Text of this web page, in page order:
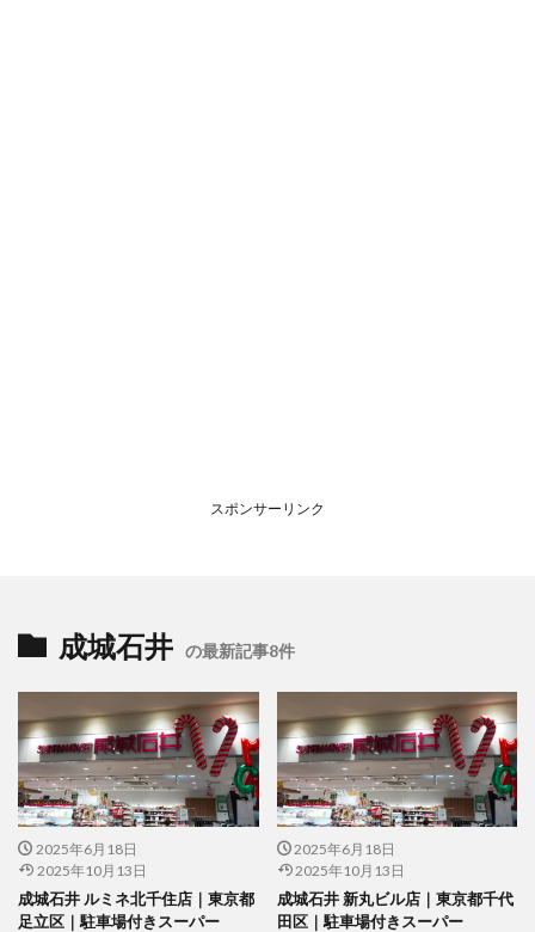
スポンサーリンク
成城石井 の最新記事8件
2025年6月18日
2025年10月13日
成城石井 ルミネ北千住店｜東京都
足立区｜駐車場付きスーパー
2025年6月18日
2025年10月13日
成城石井 新丸ビル店｜東京都千代
田区｜駐車場付きスーパー